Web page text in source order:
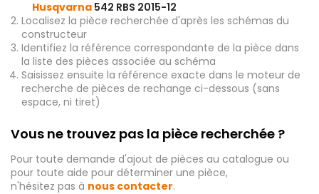
Husqvarna 542 RBS 2015-12
Localisez la pièce recherchée d'après les schémas du
constructeur
Identifiez la référence correspondante de la pièce dans
la liste des pièces associée au schéma
Saisissez ensuite la référence exacte dans le moteur de
recherche de pièces de rechange ci-dessous (sans
espace, ni tiret)
Vous ne trouvez pas la pièce recherchée ?
Pour toute demande d'ajout de pièces au catalogue ou
pour toute aide pour déterminer une pièce,
n'hésitez pas à nous contacter.